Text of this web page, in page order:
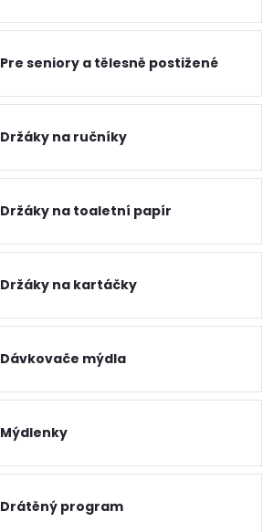
Pre seniory a tělesně postižené
Držáky na ručníky
Držáky na toaletní papír
Držáky na kartáčky
Dávkovače mýdla
Mýdlenky
Drátěný program